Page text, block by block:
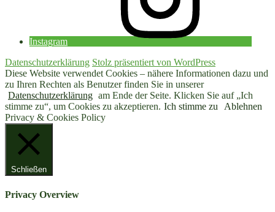
Instagram
Datenschutzerklärung Stolz präsentiert von WordPress
Diese Website verwendet Cookies – nähere Informationen dazu und
zu Ihren Rechten als Benutzer finden Sie in unserer
Datenschutzerklärung am Ende der Seite. Klicken Sie auf „Ich
stimme zu“, um Cookies zu akzeptieren. Ich stimme zu
Ablehnen
Privacy & Cookies Policy
Schließen
Privacy Overview